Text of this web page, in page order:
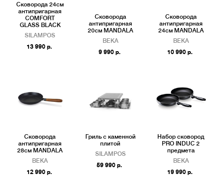
Сковорода 24см
антипригарная
COMFORT
GLASS BLACK
SILAMPOS
13 990 р.
Сковорода
антипригарная
20см MANDALA
BEKA
9 990 р.
Сковорода
антипригарная
24см MANDALA
BEKA
10 990 р.
Сковорода
антипригарная
28см MANDALA
BEKA
12 990 р.
Гриль с каменной
плитой
SILAMPOS
59 990 р.
Набор сковород
PRO INDUC 2
предмета
BEKA
19 990 р.